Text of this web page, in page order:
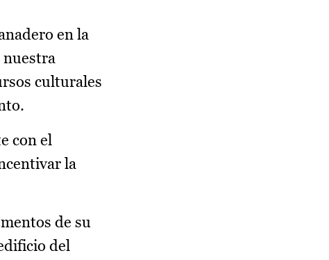
en la
nuestra
culturales
con el
la
de su
del